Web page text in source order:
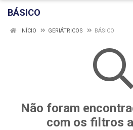
BÁSICO
INÍCIO GERIÁTRICOS BÁSICO
Não foram
com os filtros